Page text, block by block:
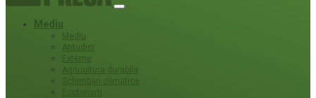
Mediu
Mediu
Atitudini
Externe
Agricultura durabila
Schimbari climatice
Ecoturism